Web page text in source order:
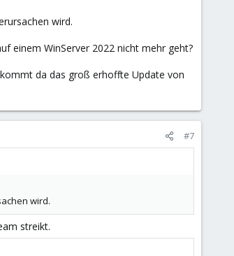
wird.
einem WinServer 2022 nicht mehr geht?
da das groß erhoffte Update von
#7
wird.
streikt.